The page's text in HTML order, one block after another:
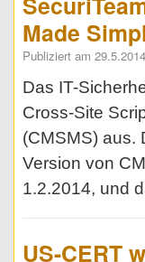
Made
Publiziert am 29.5.2014
Das IT-
Cross-Site
(CMSMS) aus.
Version von
1.2.2014, und
US-CERT